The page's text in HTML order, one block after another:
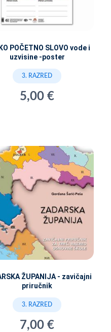
POČETNO SLOVO vode i
uzvisine -poster
3. RAZRED
5,00 €
ŽUPANIJA - zavičajni
priručnik
3. RAZRED
7,00 €